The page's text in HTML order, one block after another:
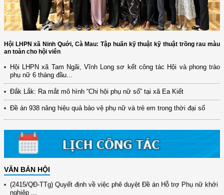
Hội LHPN xã Ninh Quới, Cà Mau: Tập huấn kỹ thuật kỹ thuật trồng rau màu
an toàn cho hội viên
Hội LHPN xã Tam Ngãi, Vĩnh Long sơ kết công tác Hội và phong trào
phụ nữ 6 tháng đầu...
Đắk Lắk: Ra mắt mô hình “Chi hội phụ nữ số” tại xã Ea Kiết
Đề án 938 nâng hiệu quả bảo vệ phụ nữ và trẻ em trong thời đại số
VĂN BẢN HỘI
(12/TB-HĐKH) V/v đăng ký, đề xuất nhiệm vụ Khoa học, công nghệ và
đổi mới ...
(898/KH/ĐCT) Kế hoạch thực hiện Quyết định số 2415/QĐ-TTg ngày
31/10/2025 ...
(417/QĐ-BNNMT) Quyết định phê duyệt Chương trình mục tiêu quốc gia
(891/KH-ĐCT) Kế hoạch thực hiện Nghị quyết số 72-NQ/TW ngày
9/9/2025 của Bộ ...
(2415/QĐ-TTg) Quyết định về việc phê duyệt Đề án Hỗ trợ Phụ nữ khởi
nghiệp ...